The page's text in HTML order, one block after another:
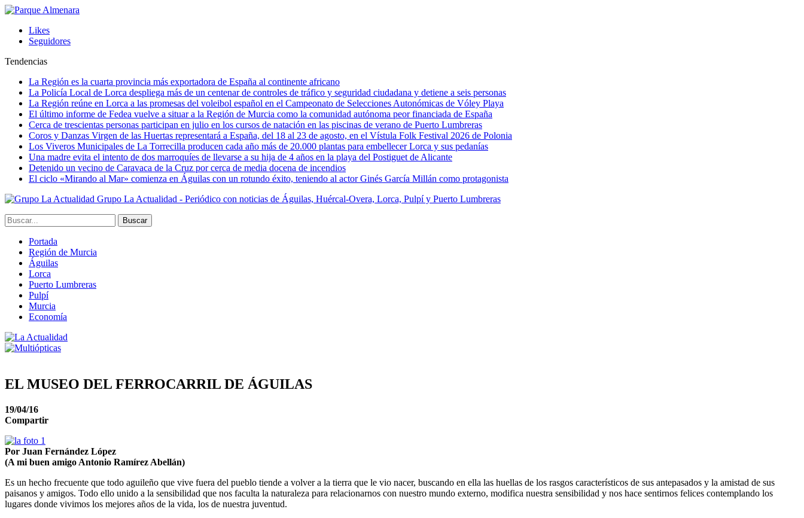
Likes
Seguidores
Tendencias
La Región es la cuarta provincia más exportadora de España al continente africano
La Policía Local de Lorca despliega más de un centenar de controles de tráfico y seguridad ciudadana y detiene a seis personas
La Región reúne en Lorca a las promesas del voleibol español en el Campeonato de Selecciones Autonómicas de Vóley Playa
El último informe de Fedea vuelve a situar a la Región de Murcia como la comunidad autónoma peor financiada de España
Cerca de trescientas personas participan en julio en los cursos de natación en las piscinas de verano de Puerto Lumbreras
Coros y Danzas Virgen de las Huertas representará a España, del 18 al 23 de agosto, en el Vístula Folk Festival 2026 de Polonia
Los Viveros Municipales de La Torrecilla producen cada año más de 20.000 plantas para embellecer Lorca y sus pedanías
Una madre evita el intento de dos marroquíes de llevarse a su hija de 4 años en la playa del Postiguet de Alicante
Detenido un vecino de Caravaca de la Cruz por cerca de media docena de incendios
El ciclo «Mirando al Mar» comienza en Águilas con un rotundo éxito, teniendo al actor Ginés García Millán como protagonista
Grupo La Actualidad - Periódico con noticias de Águilas, Huércal-Overa, Lorca, Pulpí y Puerto Lumbreras
Portada
Región de Murcia
Águilas
Lorca
Puerto Lumbreras
Pulpí
Murcia
Economía
EL MUSEO DEL FERROCARRIL DE ÁGUILAS
19/04/16
Compartir
Por Juan Fernández López
(A mi buen amigo Antonio Ramírez Abellán)
Es un hecho frecuente que todo aguileño que vive fuera del pueblo tiende a volver a la tierra que le vio nacer, buscando en ella las huellas de los rasgos característicos de sus antepasados y la amistad de sus
paisanos y amigos. Todo ello unido a la sensibilidad que nos faculta la naturaleza para relacionarnos con nuestro mundo externo, modifica nuestra sensibilidad y nos hace sentirnos felices contemplando los
lugares donde vivimos los mejores años de la vida, los de nuestra juventud.